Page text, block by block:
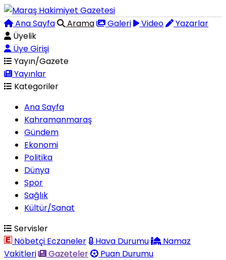
Ana Sayfa Arama Galeri Video
Yazarlar
Üyelik
Üye Girişi
Yayın/Gazete
Yayınlar
Kategoriler
Ana Sayfa
Kahramanmaraş
Gündem
Ekonomi
Politika
Dünya
Spor
Sağlık
Kültür/Sanat
Servisler
Nöbetçi Eczaneler
Hava Durumu
Namaz
Vakitleri
Gazeteler
Puan Durumu